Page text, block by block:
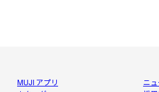
MUJI アプリ
ニ